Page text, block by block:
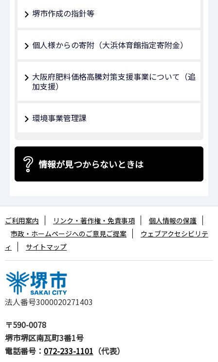
堺市作成の指針等
個人様からの寄附（大浜体育館指定寄附金）
大阪府肥料価格高騰対策支援事業について（追
加支援）
環境事業管理課
情報が見つからないときは
法人番号3000020271403
〒590-0078
堺市堺区南瓦町3番1号
電話番号： 072-233-1101 （代表）
ご利用案内 リンク・著作権・免責事項
個人情報の保護
市政・ホームページへのご意見ご提案
ウェブアクセシビリテ
ィ
サイトマップ